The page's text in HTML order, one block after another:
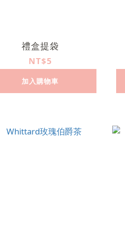
禮盒提袋
NT$5
加入購物車